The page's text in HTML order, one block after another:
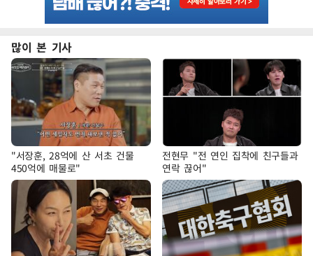
많이 본 기사
"서장훈, 28억에 산 서초 건물
450억에 매물로"
전현무 "전 연인 집착에 친구들과
연락 끊어"